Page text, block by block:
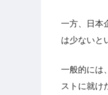
一方、日本
は少ないと
一般的には
ストに就け